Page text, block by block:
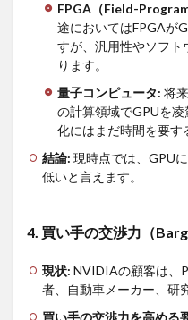
界内の競争
（Rivalry
among existing
competitors）:
4.2.2
2. 新規参入
の脅威
（Threat of
new
entrants）:
脅威
substitute
products
or
services）:
FPGA （Field-
途においてはFPGAが
すが、汎用性やソフト
ります。
量子コンピュータ: 将
の計算領域でGPUを
化にはまだ時間を要す
結論: 現時点では、GPU
低いと言えます。
4. 買い手の交渉力（
現状: NVIDIAの顧客は、
者、自動車メーカー、研